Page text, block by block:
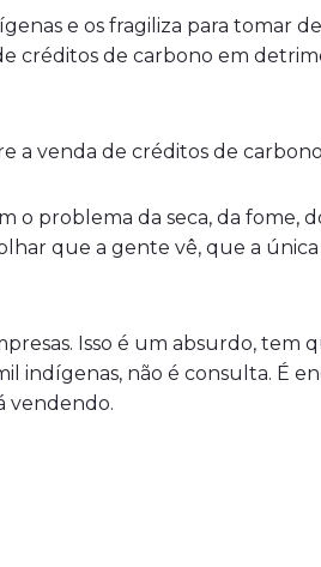
e os fragiliza para tomar
créditos de carbono em
a venda de créditos de
o problema da seca, da fome,
que a gente vê, que a
Isso é um absurdo, tem
indígenas, não é consulta. É
vendendo.